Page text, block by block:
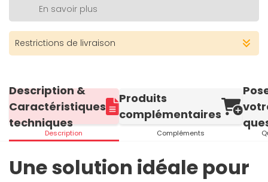
En savoir plus
Restrictions de livraison
Description &
Caractéristiques
techniques
Description
Produits
complémentaires
Compléments
Une solution idéale pour